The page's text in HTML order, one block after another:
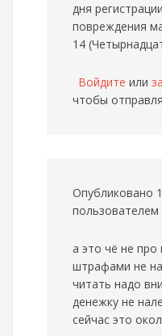
дня
повреждения
14
Войдите или
чтобы
Опубликовано
пользователем
а это чё не
штрафами не
читать надо
денежку не
сейчас это